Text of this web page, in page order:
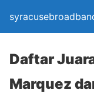
Daftar
Marquez